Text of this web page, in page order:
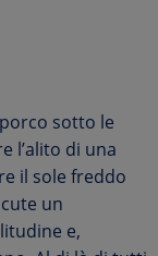
sotto le
l’alito di una
il sole freddo
un
e,